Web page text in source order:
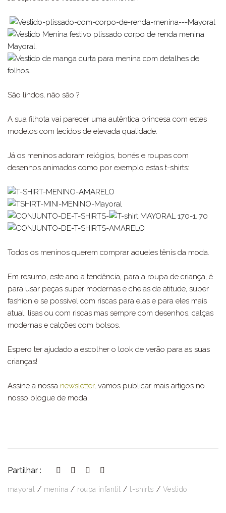
São lindos, não são ?
A sua filhota vai parecer uma autêntica princesa com estes
modelos com tecidos de elevada qualidade.
Já os meninos adoram relógios, bonés e roupas com
desenhos animados como por exemplo estas t-shirts:
Todos os meninos querem comprar aqueles tênis da moda.
Em resumo, este ano a tendência, para a roupa de criança, é
para usar peças super modernas e cheias de atitude, super
fashion e se possível com riscas para elas e para eles mais
atual, lisas ou com riscas mas sempre com desenhos, calças
modernas e calções com bolsos.
Espero ter ajudado a escolher o look de verão para as suas
crianças!
Assine a nossa newsletter, vamos publicar mais artigos no
nosso blogue de moda.
Partilhar :
mayoral menina roupa infantil t-shirts Vestido